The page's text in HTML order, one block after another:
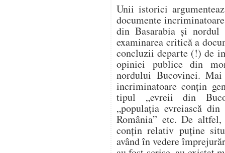
Unii istorici
documente
din Basarabia și nordul
examinarea critică a
concluzii departe (!) de
opiniei publice din
nordului Bucovinei.
incriminatoare conțin
tipul „evreii din
„populația evreiască
România” etc. De
conțin relativ puține
având în vedere